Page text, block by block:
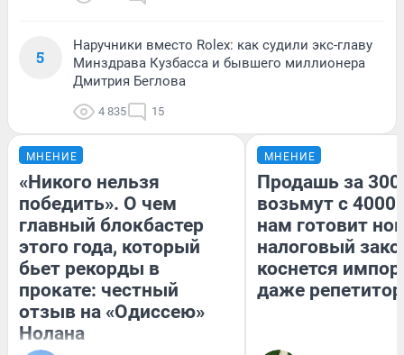
5
Наручники вместо Rolex: как судили экс-главу
Минздрава Кузбасса и бывшего миллионера
Дмитрия Беглова
4 835 15
МНЕНИЕ
«Никого нельзя
победить». О чем
главный блокбастер
этого года, который
бьет рекорды в
прокате: честный
отзыв на «Одиссею»
Нолана
МНЕНИЕ
Продашь за
возьмут с
нам готовит
налоговый
коснется
даже